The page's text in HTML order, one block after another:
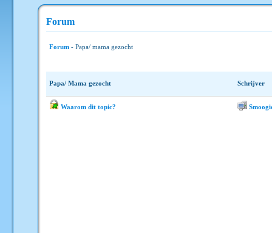
Forum
Forum - Papa/ mama gezocht
Papa/ Mama gezocht Schrijver
Waarom dit topic?